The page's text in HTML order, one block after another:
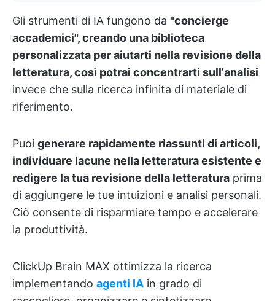
Gli strumenti di IA fungono da "concierge
accademici", creando una biblioteca
personalizzata per aiutarti nella revisione della
letteratura, così potrai concentrarti sull'analisi
invece che sulla ricerca infinita di materiale di
riferimento.
Puoi generare rapidamente riassunti di articoli,
individuare lacune nella letteratura esistente e
redigere la tua revisione della letteratura prima
di aggiungere le tue intuizioni e analisi personali.
Ciò consente di risparmiare tempo e accelerare
la produttività.
ClickUp Brain MAX ottimizza la ricerca
implementando agenti IA in grado di